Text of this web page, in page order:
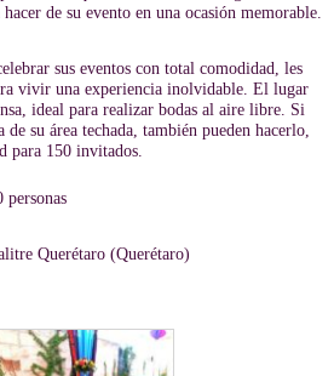
de su evento en una ocasión memorable.
sus eventos con total comodidad, les
vivir una experiencia inolvidable. El lugar
ideal para realizar bodas al aire libre. Si
su área techada, también pueden hacerlo,
para 150 invitados.
personas
Querétaro (Querétaro)